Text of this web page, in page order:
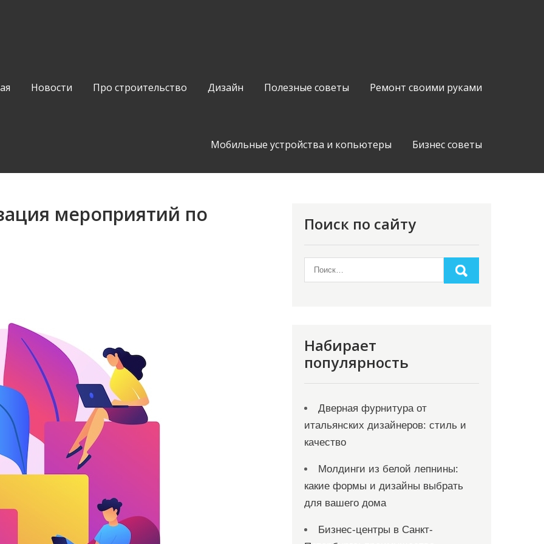
Новости Про строительство Дизайн Полезные советы Ремонт своими руками
Мобильные устройства и копьютеры Бизнес советы
мероприятий по
Поиск по сайту
Набирает
популярность
Дверная фурнитура от
итальянских дизайнеров: стиль и
качество
Молдинги из белой лепнины:
какие формы и дизайны выбрать
для вашего дома
Бизнес-центры в Санкт-